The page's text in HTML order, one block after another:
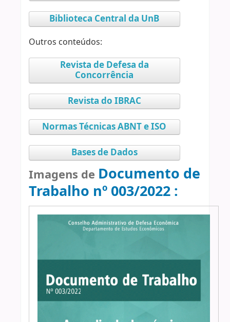
Biblioteca Central da UnB
Outros conteúdos:
Revista de Defesa da
Concorrência
Revista do IBRAC
Normas Técnicas ABNT e ISO
Bases de Dados
Imagens de Documento de
Trabalho nº 003/2022 :